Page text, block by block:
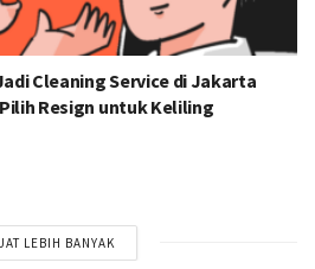
Cleaning Service di Jakarta
Resign untuk Keliling
LEBIH BANYAK